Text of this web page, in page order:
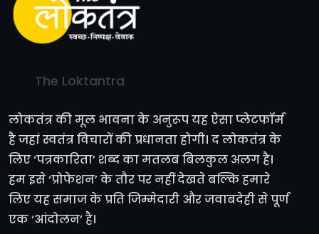
The Loktantra
लोकतंत्र की मूल भावना के अनुरूप यह ऐसा प्लेटफॉर्म
है जहां स्वतंत्र विचारों की प्रधानता होगी। द लोकतंत्र के
लिए ‘पत्रकारिता’ शब्द का मतलब बिलकुल अलग है।
हम इसे ‘प्रोफेशन’ के तौर पर नहीं देखते बल्कि हमारे
लिए यह समाज के प्रति जिम्मेदारी और जवाबदेही से पूर्ण
एक ‘आंदोलन’ है।